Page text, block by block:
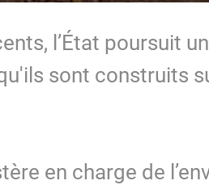
l’État poursuit
sont construits
en charge de